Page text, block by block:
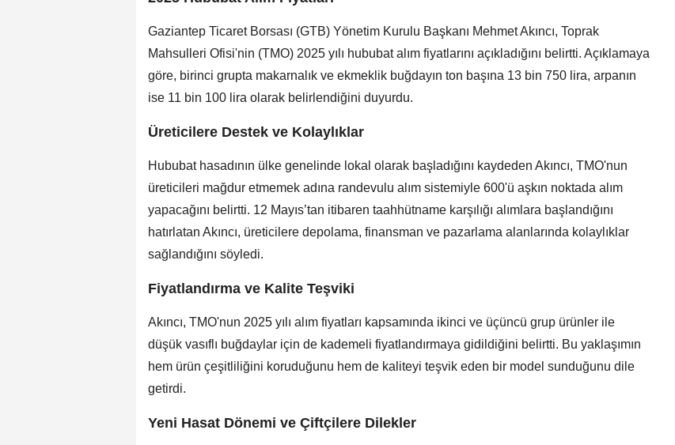
Gaziantep Ticaret Borsası (GTB) Yönetim Kurulu Başkanı Mehmet Akıncı, Toprak
Mahsulleri Ofisi'nin (TMO) 2025 yılı hububat alım fiyatlarını açıkladığını belirtti. Açıklamaya
göre, birinci grupta makarnalık ve ekmeklik buğdayın ton başına 13 bin 750 lira, arpanın
ise 11 bin 100 lira olarak belirlendiğini duyurdu.
Üreticilere Destek ve Kolaylıklar
Hububat hasadının ülke genelinde lokal olarak başladığını kaydeden Akıncı, TMO'nun
üreticileri mağdur etmemek adına randevulu alım sistemiyle 600'ü aşkın noktada alım
yapacağını belirtti. 12 Mayıs’tan itibaren taahhütname karşılığı alımlara başlandığını
hatırlatan Akıncı, üreticilere depolama, finansman ve pazarlama alanlarında kolaylıklar
sağlandığını söyledi.
Fiyatlandırma ve Kalite Teşviki
Akıncı, TMO'nun 2025 yılı alım fiyatları kapsamında ikinci ve üçüncü grup ürünler ile
düşük vasıflı buğdaylar için de kademeli fiyatlandırmaya gidildiğini belirtti. Bu yaklaşımın
hem ürün çeşitliliğini koruduğunu hem de kaliteyi teşvik eden bir model sunduğunu dile
getirdi.
Yeni Hasat Dönemi ve Çiftçilere Dilekler